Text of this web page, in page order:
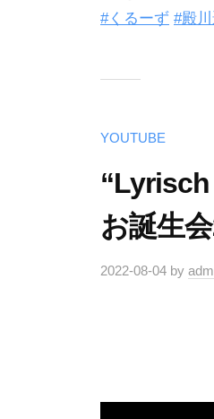
#くるーず #殿
YOUTUBE
お誕生
2022-08-04 by